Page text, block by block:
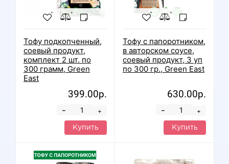
Тофу подкопченный,
соевый продукт,
комплект 2 шт. по
300 грамм, Green
East
399.00р.
+
-
Купить
Тофу с папоротником,
в авторском соусе,
соевый продукт, 3 уп
по 300 гр., Green East
630.00р.
+
-
Купить